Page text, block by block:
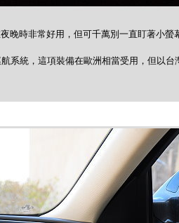
晚時非常好用，但可千萬別一直盯著小螢
系統，這項裝備在歐洲相當受用，但以